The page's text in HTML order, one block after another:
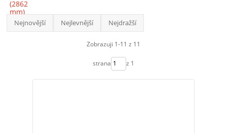
Nejnovější Nejlevnější Nejdražší
Zobrazuji 1-11 z 11
strana z 1